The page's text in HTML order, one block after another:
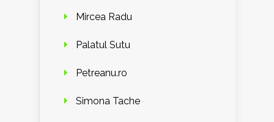
Mircea Radu
Palatul Sutu
Petreanu.ro
Simona Tache